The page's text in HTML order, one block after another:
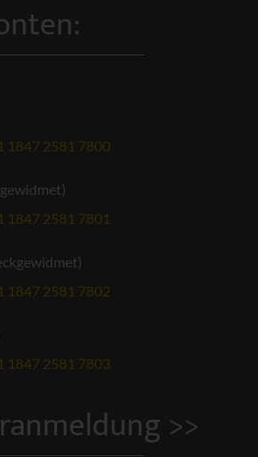
1847 2581 7800
1847 2581 7801
1847 2581 7802
1847 2581 7803
>>